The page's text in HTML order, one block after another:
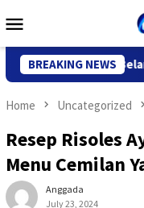
to
Menu
BREAKING NEWS
WN Belanda, Ini
Home Uncategorized
Resep Risoles
Menu Cemilan
Anggada
July 23, 2024